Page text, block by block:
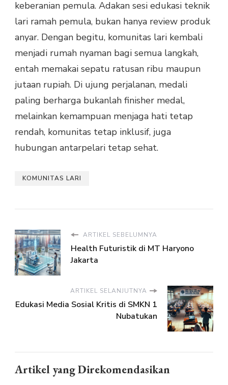
keberanian pemula. Adakan sesi edukasi teknik
lari ramah pemula, bukan hanya review produk
anyar. Dengan begitu, komunitas lari kembali
menjadi rumah nyaman bagi semua langkah,
entah memakai sepatu ratusan ribu maupun
jutaan rupiah. Di ujung perjalanan, medali
paling berharga bukanlah finisher medal,
melainkan kemampuan menjaga hati tetap
rendah, komunitas tetap inklusif, juga
hubungan antarpelari tetap sehat.
KOMUNITAS LARI
ARTIKEL SEBELUMNYA
Health Futuristik di MT Haryono
Jakarta
ARTIKEL SELANJUTNYA
Edukasi Media Sosial Kritis di SMKN 1
Nubatukan
Artikel yang Direkomendasikan